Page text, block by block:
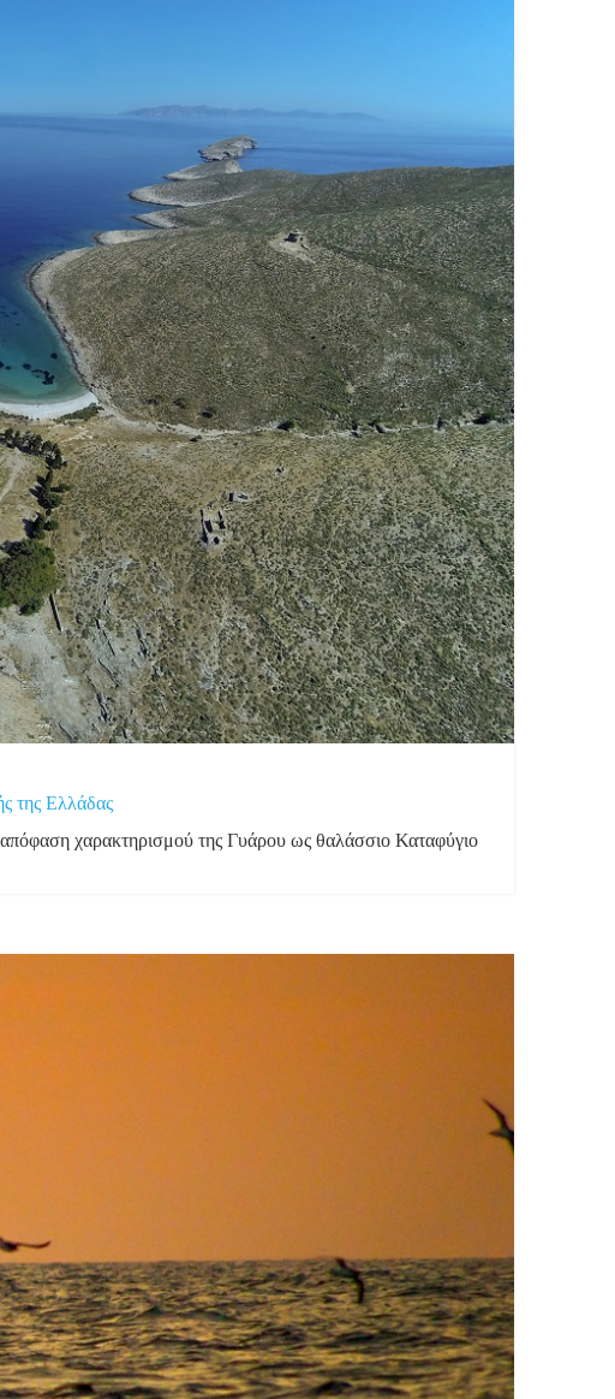
της Ελλάδας
χαρακτηρισμού της Γυάρου ως θαλάσσιο Καταφύγιο